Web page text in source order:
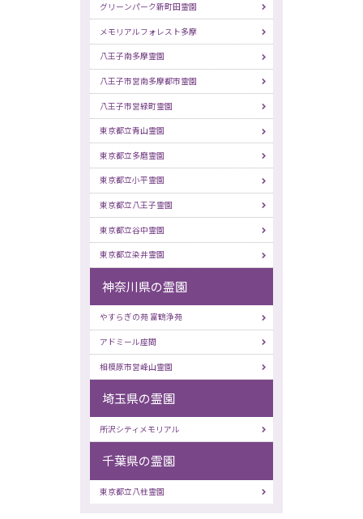
グリーンパーク新町田霊園
メモリアルフォレスト多摩
八王子南多摩霊園
八王子市営南多摩都市霊園
八王子市営緑町霊園
東京都立青山霊園
東京都立多磨霊園
東京都立小平霊園
東京都立八王子霊園
東京都立谷中霊園
東京都立染井霊園
神奈川県の霊園
やすらぎの苑 富鶴浄苑
アドミール座間
相模原市営峰山霊園
埼玉県の霊園
所沢シティメモリアル
千葉県の霊園
東京都立八柱霊園